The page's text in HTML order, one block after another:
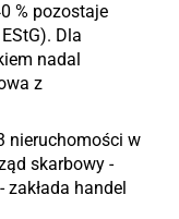
% pozostaje
Dla
nadal
z
nieruchomości w
skarbowy -
zakłada handel